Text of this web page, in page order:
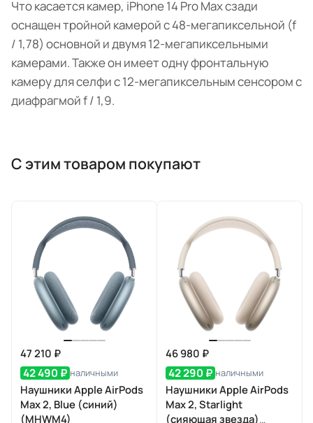
Что касается камер, iPhone 14 Pro Max сзади
оснащен тройной камерой с 48-мегапиксельной (f
/ 1,78) основной и двумя 12-мегапиксельными
камерами. Также он имеет одну фронтальную
камеру для селфи с 12-мегапиксельным сенсором с
диафрагмой f / 1,9.
С этим товаром покупают
47 210 ₽
42 490 ₽ наличными
Наушники Apple AirPods
Max 2, Blue (синий)
(MHWM4)
46 980 ₽
42 290 ₽ наличными
Наушники Apple AirPods
Max 2, Starlight
(сияющая звезда)